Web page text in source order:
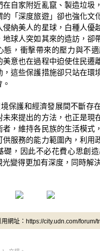
在自家附近亂竄、製造垃圾
「深度旅遊」卻也強化文
侵納美人的星球，白種人優
地球人突如其來的造訪，卻
態，衝擊帶來的壓力與不
美意也在過程中迫使住民
，這些保護措施卻只站在
護和經濟發展間不斷存
未來提出的方法，也正是現
者，維持各民族的生活模式
供服務的能力範圍內，利用
礎，因此不必花費心思創
變得更加有深度，同時解
用網址：https://city.udn.com/